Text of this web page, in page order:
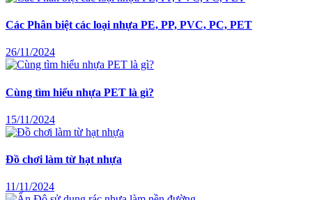
Các Phân biệt các loại nhựa PE, PP, PVC, PC, PET
26/11/2024
Cùng tìm hiểu nhựa PET là gì?
15/11/2024
Đồ chơi làm từ hạt nhựa
11/11/2024